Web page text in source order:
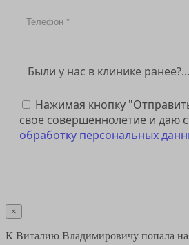
Нажимая кнопку
свое совершеннолетие и даю
обработку персональных
×
К Виталию Владимировичу попала на